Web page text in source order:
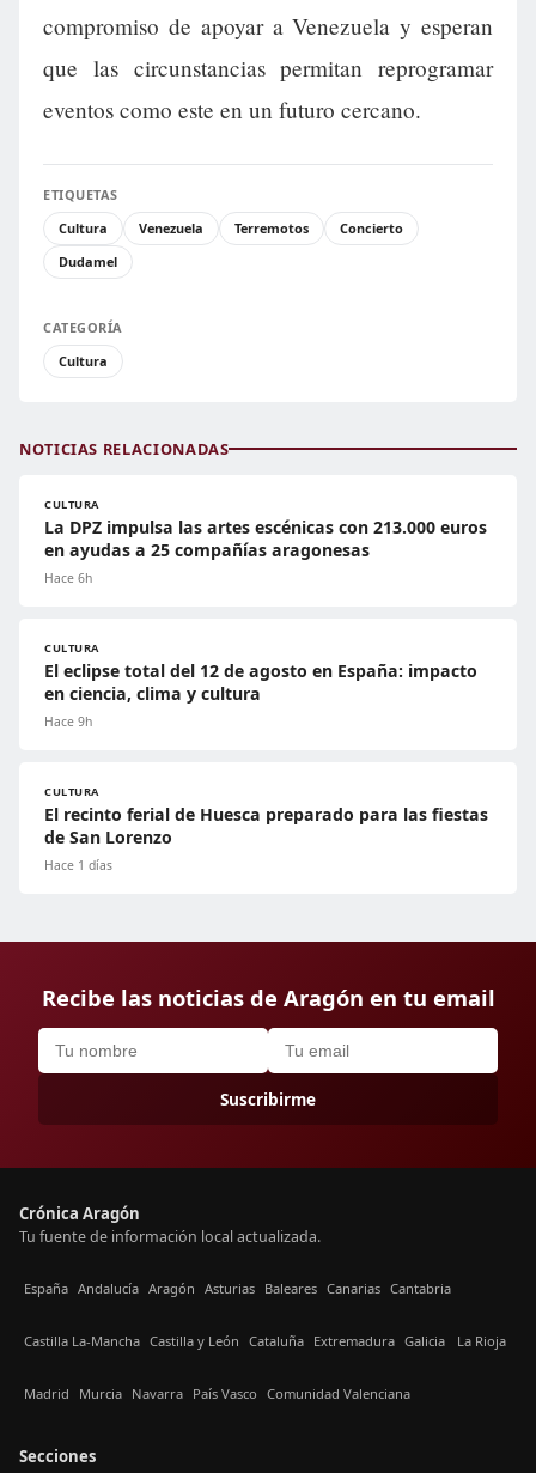
compromiso de apoyar a Venezuela y esperan
que las circunstancias permitan reprogramar
eventos como este en un futuro cercano.
ETIQUETAS
Cultura
Venezuela Terremotos
Concierto
Dudamel
CATEGORÍA
Cultura
NOTICIAS RELACIONADAS
CULTURA
La DPZ impulsa las artes escénicas con 213.000 euros
en ayudas a 25 compañías aragonesas
Hace 6h
CULTURA
El eclipse total del 12 de agosto en España: impacto
en ciencia, clima y cultura
Hace 9h
CULTURA
El recinto ferial de Huesca preparado para las fiestas
de San Lorenzo
Hace 1 días
Recibe las noticias de Aragón en tu email
Suscribirme
Crónica Aragón
Tu fuente de información local actualizada.
España Andalucía Aragón Asturias Baleares Canarias Cantabria
Castilla La-Mancha Castilla y León Cataluña Extremadura Galicia La Rioja
Madrid Murcia Navarra País Vasco Comunidad Valenciana
Secciones